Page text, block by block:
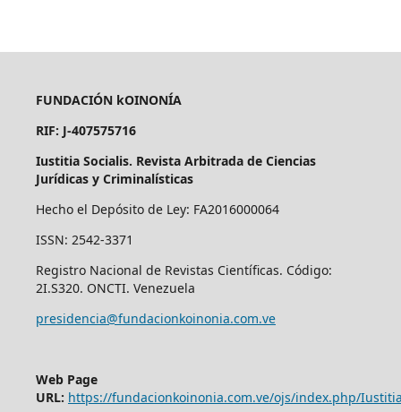
FUNDACIÓN kOINONÍA
RIF: J-407575716
Iustitia Socialis. Revista Arbitrada de Ciencias
Jurídicas y Criminalísticas
Hecho el Depósito de Ley: FA2016000064
ISSN: 2542-3371
Registro Nacional de Revistas Científicas. Código:
2I.S320. ONCTI. Venezuela
presidencia@fundacionkoinonia.com.ve
Web Page
URL: https://fundacionkoinonia.com.ve/ojs/index.php/